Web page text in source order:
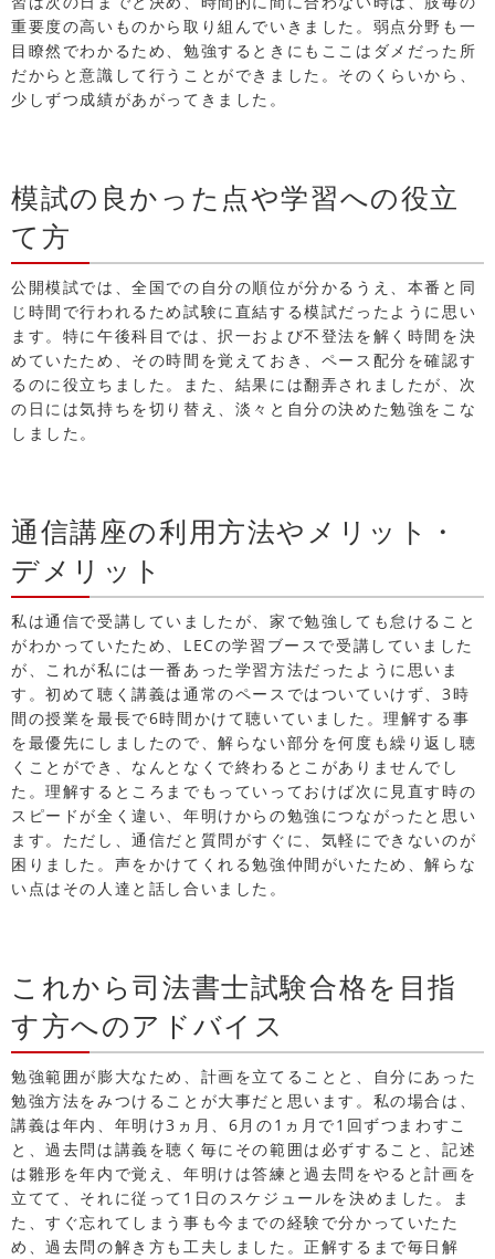
重要度の高いものから取り組んでいきました。弱点分野も一
目瞭然でわかるため、勉強するときにもここはダメだった所
だからと意識して行うことができました。そのくらいから、
少しずつ成績があがってきました。
模試の良かった点や学習への役立
て方
公開模試では、全国での自分の順位が分かるうえ、本番と同
じ時間で行われるため試験に直結する模試だったように思い
ます。特に午後科目では、択一および不登法を解く時間を決
めていたため、その時間を覚えておき、ペース配分を確認す
るのに役立ちました。また、結果には翻弄されましたが、次
の日には気持ちを切り替え、淡々と自分の決めた勉強をこな
しました。
通信講座の利用方法やメリット・
デメリット
私は通信で受講していましたが、家で勉強しても怠けること
がわかっていたため、LECの学習ブースで受講していました
が、これが私には一番あった学習方法だったように思いま
す。初めて聴く講義は通常のペースではついていけず、3時
間の授業を最長で6時間かけて聴いていました。理解する事
を最優先にしましたので、解らない部分を何度も繰り返し聴
くことができ、なんとなくで終わるとこがありませんでし
た。理解するところまでもっていっておけば次に見直す時の
スピードが全く違い、年明けからの勉強につながったと思い
ます。ただし、通信だと質問がすぐに、気軽にできないのが
困りました。声をかけてくれる勉強仲間がいたため、解らな
い点はその人達と話し合いました。
これから司法書士試験合格を目指
す方へのアドバイス
勉強範囲が膨大なため、計画を立てることと、自分にあった
勉強方法をみつけることが大事だと思います。私の場合は、
講義は年内、年明け3ヵ月、6月の1ヵ月で1回ずつまわすこ
と、過去問は講義を聴く毎にその範囲は必ずすること、記述
は雛形を年内で覚え、年明けは答練と過去問をやると計画を
立てて、それに従って1日のスケジュールを決めました。ま
た、すぐ忘れてしまう事も今までの経験で分かっていたた
め、過去問の解き方も工夫しました。正解するまで毎日解